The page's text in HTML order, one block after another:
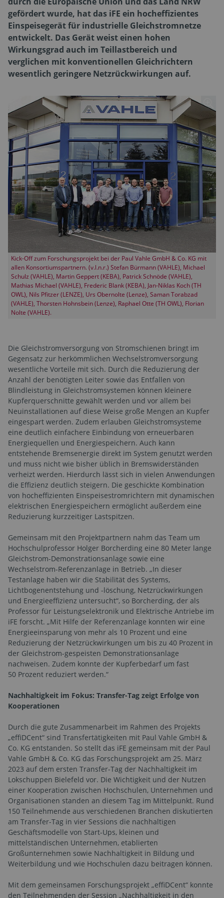
gefördert wurde, hat das iFE ein hocheffizientes
Einspeisegerät für industrielle Gleichstromnetze
entwickelt. Das Gerät weist einen hohen
Wirkungsgrad auch im Teillastbereich und
verglichen mit konventionellen Gleichrichtern
wesentlich geringere Netzrückwirkungen auf.
Kick-Off zum Forschungsprojekt bei der Paul Vahle GmbH & Co. KG mit
allen Konsortiumspartnern. (v.l.n.r.) Stefan Bürmann (VAHLE), Michael
Schulz (VAHLE), Martin Geppert (KEBA), Patrick Schnöde (VAHLE),
Mathias Michael (VAHLE), Frederic Blank (KEBA), Jan-Niklas Koch (TH
OWL), Nils Pfitzer (LENZE), Urs Obernolte (Lenze), Saman Torabzad
(VAHLE), Thorsten Hohnsbein (Lenze), Raphael Otte (TH OWL), Florian
Nolte (VAHLE).
Die Gleichstromversorgung von Stromschienen bringt im
Gegensatz zur herkömmlichen Wechselstromversorgung
wesentliche Vorteile mit sich. Durch die Reduzierung der
Anzahl der benötigten Leiter sowie das Entfallen von
Blindleistung in Gleichstromsystemen können kleinere
Kupferquerschnitte gewählt werden und vor allem bei
Neuinstallationen auf diese Weise große Mengen an Kupfer
eingespart werden. Zudem erlauben Gleichstromsysteme
eine deutlich einfachere Einbindung von erneuerbaren
Energiequellen und Energiespeichern. Auch kann
entstehende Bremsenergie direkt im System genutzt werden
und muss nicht wie bisher üblich in Bremswiderständen
verheizt werden. Hierdurch lässt sich in vielen Anwendungen
die Effizienz deutlich steigern. Die geschickte Kombination
von hocheffizienten Einspeisestromrichtern mit dynamischen
elektrischen Energiespeichern ermöglicht außerdem eine
Reduzierung kurzzeitiger Lastspitzen.
Gemeinsam mit den Projektpartnern nahm das Team um
Hochschulprofessor Holger Borcherding eine 80 Meter lange
Gleichstrom-Demonstrationsanlage sowie eine
Wechselstrom-Referenzanlage in Betrieb. „In dieser
Testanlage haben wir die Stabilität des Systems,
Lichtbogenentstehung und -löschung, Netzrückwirkungen
und Energieeffizienz untersucht“, so Borcherding, der als
Professor für Leistungselektronik und Elektrische Antriebe im
iFE forscht. „Mit Hilfe der Referenzanlage konnten wir eine
Energieeinsparung von mehr als 10 Prozent und eine
Reduzierung der Netzrückwirkungen um bis zu 40 Prozent in
der Gleichstrom-gespeisten Demonstrationsanlage
nachweisen. Zudem konnte der Kupferbedarf um fast
50 Prozent reduziert werden.“
Nachhaltigkeit im Fokus: Transfer-Tag zeigt Erfolge von
Kooperationen
Durch die gute Zusammenarbeit im Rahmen des Projekts
„effiDCent“ sind Transfertätigkeiten mit Paul Vahle GmbH &
Co. KG entstanden. So stellt das iFE gemeinsam mit der Paul
Vahle GmbH & Co. KG das Forschungsprojekt am 25. März
2023 auf dem ersten Transfer-Tag der Nachhaltigkeit im
Lokschuppen Bielefeld vor. Die Wichtigkeit und der Nutzen
einer Kooperation zwischen Hochschulen, Unternehmen und
Organisationen standen an diesem Tag im Mittelpunkt. Rund
150 Teilnehmende aus verschiedenen Branchen diskutierten
am Transfer-Tag in vier Sessions die nachhaltigen
Geschäftsmodelle von Start-Ups, kleinen und
mittelständischen Unternehmen, etablierten
Großunternehmen sowie Nachhaltigkeit in Bildung und
Weiterbildung und wie Hochschulen dazu beitragen können.
Mit dem gemeinsamen Forschungsprojekt „effiDCent“ konnte
den Teilnehmenden der Session „Nachhaltigkeit in den